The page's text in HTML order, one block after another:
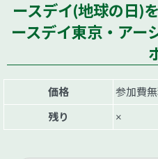
ースデイ(地球の日)
ースデイ東京・アー
価格
参加費
残り
×